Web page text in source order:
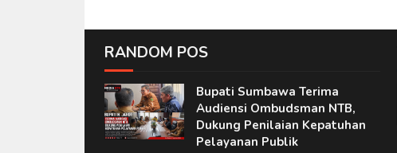
RANDOM POS
Bupati Sumbawa Terima
Audiensi Ombudsman NTB,
Dukung Penilaian Kepatuhan
Pelayanan Publik